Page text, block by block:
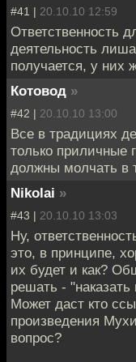
#41 | 20.10.10 12:59
Ответственность
деятельность
получается, у них
Котовод »
#42 | 20.10.10 13:00
Все в традициях
только приличные
должны молчать в
Nikolai »
#43 | 20.10.10 13:03
Ну,
это, в принципе,
их будет и как?
решать -
Может даст кто
произведения
вопрос?